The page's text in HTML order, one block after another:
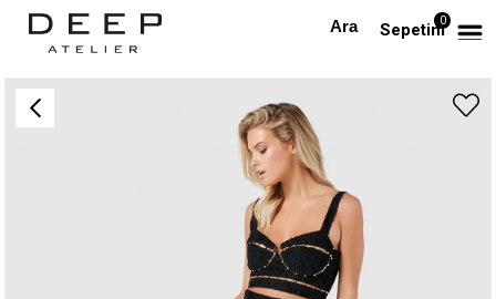
Sepetim0
Anasayfa TAKIM & TULUM Siyah Boncuklu Tasarım Top ve Etek Takım